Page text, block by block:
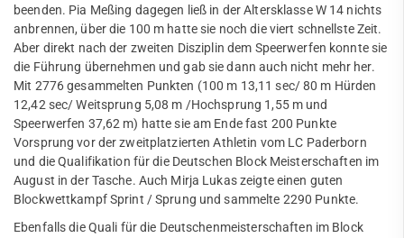
beenden. Pia Meßing dagegen ließ in der Altersklasse W 14 nichts
anbrennen, über die 100 m hatte sie noch die viert schnellste Zeit.
Aber direkt nach der zweiten Disziplin dem Speerwerfen konnte sie
die Führung übernehmen und gab sie dann auch nicht mehr her.
Mit 2776 gesammelten Punkten (100 m 13,11 sec/ 80 m Hürden
12,42 sec/ Weitsprung 5,08 m /Hochsprung 1,55 m und
Speerwerfen 37,62 m) hatte sie am Ende fast 200 Punkte
Vorsprung vor der zweitplatzierten Athletin vom LC Paderborn
und die Qualifikation für die Deutschen Block Meisterschaften im
August in der Tasche. Auch Mirja Lukas zeigte einen guten
Blockwettkampf Sprint / Sprung und sammelte 2290 Punkte.
Ebenfalls die Quali für die Deutschenmeisterschaften im Block
Schülermehrkampf
Walking
Datenschutz
Schach
Segeln
Speichensport
Tennis